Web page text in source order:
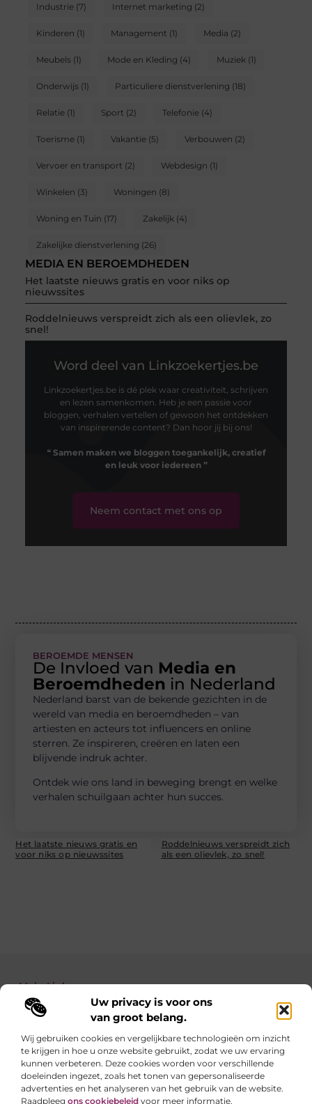
Uw privacy is voor ons
van groot belang.
Wij gebruiken cookies en vergelijkbare technologieën om inzicht
te krijgen in hoe u onze website gebruikt, zodat we uw ervaring
kunnen verbeteren. Deze cookies worden voor verschillende
doeleinden ingezet, zoals het tonen van gepersonaliseerde
advertenties en het analyseren van het gebruik van de website.
Raadpleeg ons cookiebeleid voor meer informatie.
Industrie(7) Internet marketing (2)
Kinderen (1) Management (1) Media (2)
Meubels(1) Mode en Kleding (4) Muziek (1)
Onderwijs(1) Particuliere dienstverlening (18)
Relatie(1) Sport (2) Telefonie(4)
Toerisme(1) Vakantie(5) Verbouwen (2)
Vervoer en transport (2) Webdesign (1)
Winkelen (3) Woningen (8)
Woning en Tuin (17) Zakelijk (4)
Zakelijke dienstverlening (26)
MEDIA EN BEROEMDHEDEN
Het laatste nieuws gratis en voor niks op
nieuwssites
Roddelnieuws verspreidt zich als een olievlek, zo
snel!
Word deel van Linkzoekertjes.be
Linkzoekertjes.be is dé plek waar creativiteit, schrijven
en lezen samenkomen. Heb je een passie voor
bloggen, verhalen vertellen of gewoon het ontdekken
van inspirerende content? Dan hoor jij bij ons!
❝ Samen maken we bloggen toegankelijk, creatief
en leuk voor iedereen❞
Neem contact met ons op
BEROEMDE MENSEN
De Invloed van Media en
Beroemdheden in Nederland
Nederland barst van de bekende gezichten in de
wereld van media en beroemdheden – van
artiesten en acteurs tot influencers en online
sterren. Ze inspireren, creëren en laten een
blijvende indruk achter.
Ontdek wie ons land in beweging brengt en welke
verhalen schuilgaan achter hun succes.
Het laatste nieuws gratis en
voor niks op nieuwssites
Roddelnieuws verspreidt zich
als een olievlek, zo snel!
Main Links
Linkzoekertjes.be brengt je elke dag iets nieuws
Inspirerende blogs en waardevolle tips voor een
slimmer en leuker internetgebruik.